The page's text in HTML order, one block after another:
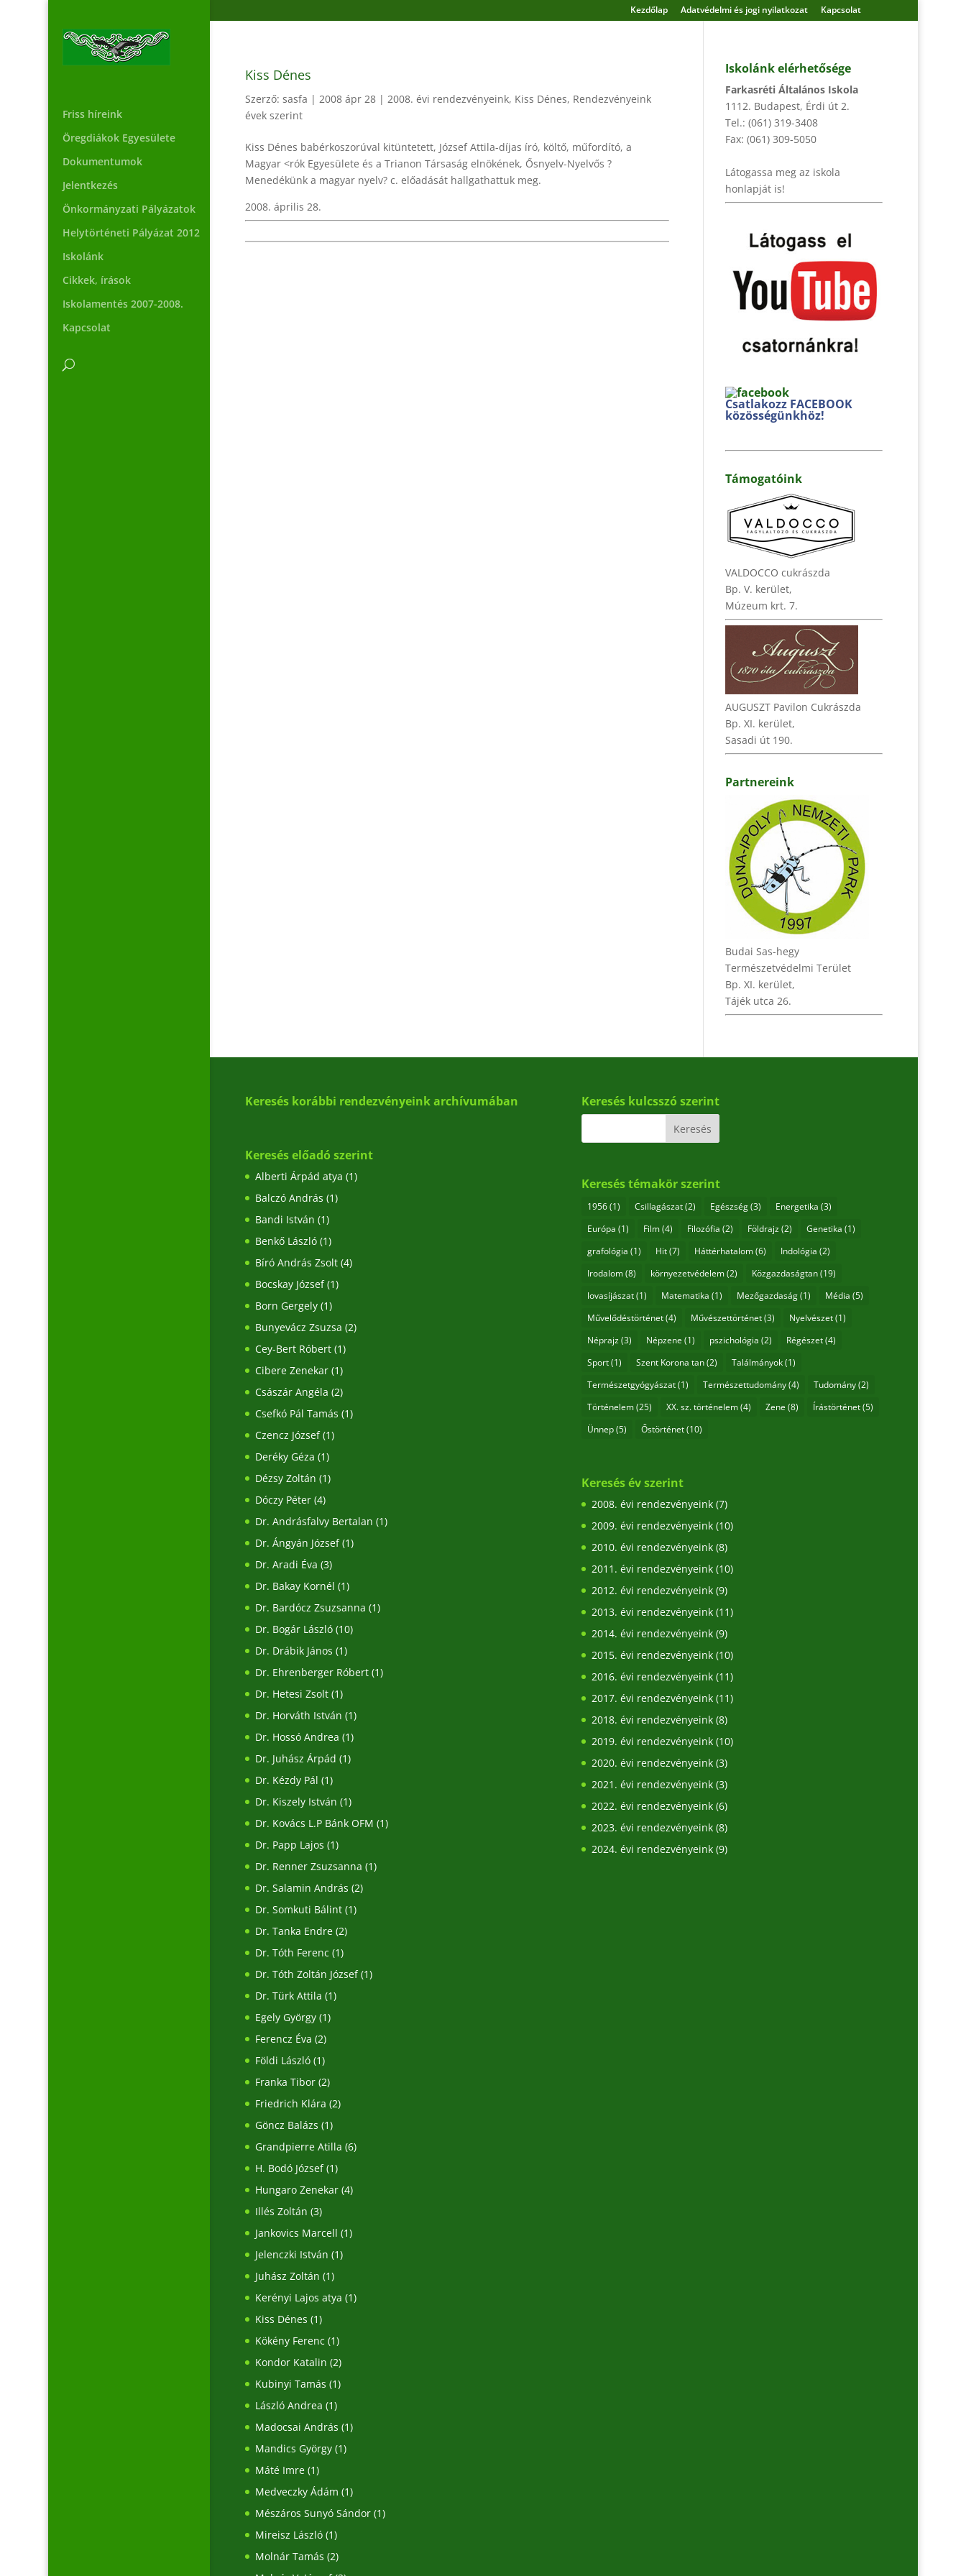
Kezdőlap Adatvédelmi és jogi nyilatkozat Kapcsolat
Friss híreink
Öregdiákok Egyesülete
Dokumentumok
Jelentkezés
Önkormányzati Pályázatok
Helytörténeti Pályázat 2012
Iskolánk
Cikkek, írások
Iskolamentés 2007-2008.
Kapcsolat
Kiss Dénes
Szerző:sasfa |2008 ápr 28 |2008. évi rendezvényeink, Kiss Dénes, Rendezvényeink
évek szerint
Kiss Dénes babérkoszorúval kitüntetett, József Attila-díjas író, költő, műfordító, a
Magyar <rók Egyesülete és a Trianon Társaság elnökének, Ősnyelv-Nyelvős ?
Menedékünk a magyar nyelv? c. előadását hallgathattuk meg.
2008. április 28.
Iskolánk elérhetősége
Farkasréti Általános Iskola
1112. Budapest, Érdi út 2.
Tel.: (061) 319-3408
Fax: (061) 309-5050
Látogassa meg az iskola
honlapját is!
Csatlakozz FACEBOOK
közösségünkhöz!
Támogatóink
VALDOCCO cukrászda
Bp. V. kerület,
Múzeum krt. 7.
AUGUSZT Pavilon Cukrászda
Bp. XI. kerület,
Sasadi út 190.
Partnereink
Budai Sas-hegy
Természetvédelmi Terület
Bp. XI. kerület,
Tájék utca 26.
Keresés korábbi rendezvényeink archívumában
Keresés előadó szerint
Alberti Árpád atya (1)
Balczó András (1)
Bandi István (1)
Benkő László (1)
Bíró András Zsolt (4)
Bocskay József(1)
Born Gergely (1)
Bunyevácz Zsuzsa (2)
Cey-Bert Róbert (1)
Cibere Zenekar (1)
Császár Angéla (2)
Csefkó Pál Tamás (1)
Czencz József(1)
Deréky Géza (1)
Dézsy Zoltán (1)
Dóczy Péter (4)
Dr. Andrásfalvy Bertalan (1)
Dr. Ángyán József(1)
Dr. Aradi Éva (3)
Dr. Bakay Kornél (1)
Dr. Bardócz Zsuzsanna (1)
Dr. Bogár László (10)
Dr. Drábik János (1)
Dr. Ehrenberger Róbert (1)
Dr. Hetesi Zsolt (1)
Dr. Horváth István (1)
Dr. Hossó Andrea (1)
Dr. Juhász Árpád (1)
Dr. Kézdy Pál (1)
Dr. Kiszely István (1)
Dr. Kovács L.P Bánk OFM (1)
Dr. Papp Lajos (1)
Dr. Renner Zsuzsanna (1)
Dr. Salamin András (2)
Dr. Somkuti Bálint (1)
Dr. Tanka Endre (2)
Dr. Tóth Ferenc (1)
Dr. Tóth Zoltán József(1)
Dr. Türk Attila (1)
Egely György (1)
Ferencz Éva (2)
Földi László (1)
Franka Tibor (2)
Friedrich Klára (2)
Göncz Balázs (1)
Grandpierre Atilla (6)
H. Bodó József(1)
Hungaro Zenekar (4)
Illés Zoltán (3)
Jankovics Marcell (1)
Jelenczki István (1)
Juhász Zoltán (1)
Kerényi Lajos atya (1)
Kiss Dénes (1)
Kökény Ferenc (1)
Kondor Katalin (2)
Kubinyi Tamás (1)
László Andrea (1)
Madocsai András (1)
Mandics György (1)
Máté Imre (1)
Medveczky Ádám (1)
Mészáros Sunyó Sándor (1)
Mireisz László (1)
Molnár Tamás (2)
Keresés kulcsszó szerint
Keresés témakör szerint
1956(1) Csillagászat(2) Egészség(3) Energetika (3)
Európa (1) Film(4) Filozófia (2) Földrajz(2) Genetika (1)
grafológia (1) Hit(7) Háttérhatalom(6) Indológia (2)
Irodalom(8) környezetvédelem(2) Közgazdaságtan(19)
lovasíjászat(1) Matematika (1) Mezőgazdaság(1) Média (5)
Művelődéstörténet(4) Művészettörténet(3) Nyelvészet(1)
Néprajz(3) Népzene (1) pszichológia (2) Régészet(4)
Sport(1) Szent Korona tan(2) Találmányok(1)
Természetgyógyászat(1) Természettudomány(4) Tudomány(2)
Történelem(25) XX. sz. történelem(4) Zene (8) Írástörténet(5)
Ünnep(5) Őstörténet(10)
Keresés év szerint
2008. évi rendezvényeink(7)
2009. évi rendezvényeink(10)
2010. évi rendezvényeink(8)
2011. évi rendezvényeink(10)
2012. évi rendezvényeink(9)
2013. évi rendezvényeink(11)
2014. évi rendezvényeink(9)
2015. évi rendezvényeink(10)
2016. évi rendezvényeink(11)
2017. évi rendezvényeink(11)
2018. évi rendezvényeink(8)
2019. évi rendezvényeink(10)
2020. évi rendezvényeink(3)
2021. évi rendezvényeink(3)
2022. évi rendezvényeink(6)
2023. évi rendezvényeink(8)
2024. évi rendezvényeink(9)